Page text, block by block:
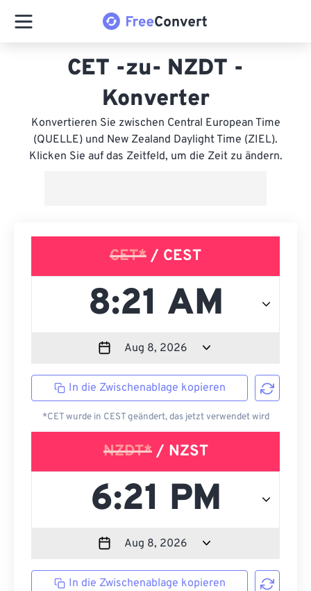
CET -zu- NZDT -
Konverter
Konvertieren Sie zwischen Central European Time
(QUELLE) und New Zealand Daylight Time (ZIEL).
Klicken Sie auf das Zeitfeld, um die Zeit zu ändern.
CET* / CEST
In die Zwischenablage kopieren
*CET wurde in CEST geändert, das jetzt verwendet wird
NZDT*/ NZST
In die Zwischenablage kopieren